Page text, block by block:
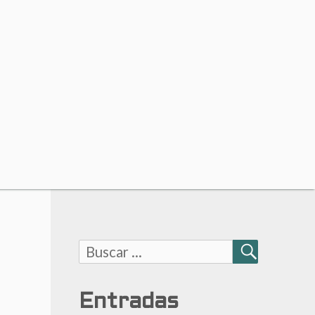
Buscar:
BUSCAR
Entradas